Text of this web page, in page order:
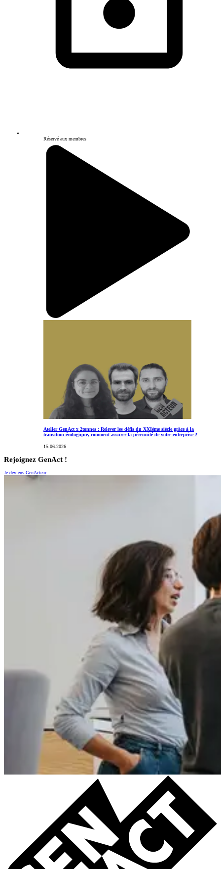
Réservé aux membres
Atelier GenAct x 2tonnes : Relever les défis du XXIème siècle grâce à la
transition écologique, comment assurer la pérennité de votre entreprise ?
15.06.2026
Rejoignez GenAct !
Je deviens GenActeur